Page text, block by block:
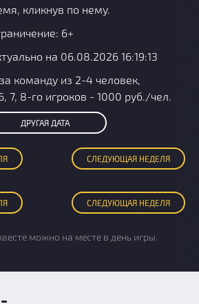
кликнув по нему.
6+
на 06.08.2026 16:19:13
команду из 2-4 человек,
7, 8-го игроков - 1000 руб./чел.
ДРУГАЯ ДАТА
СЛЕДУЮЩАЯ НЕДЕЛЯ
СЛЕДУЮЩАЯ НЕДЕЛЯ
можно на месте в день игры.